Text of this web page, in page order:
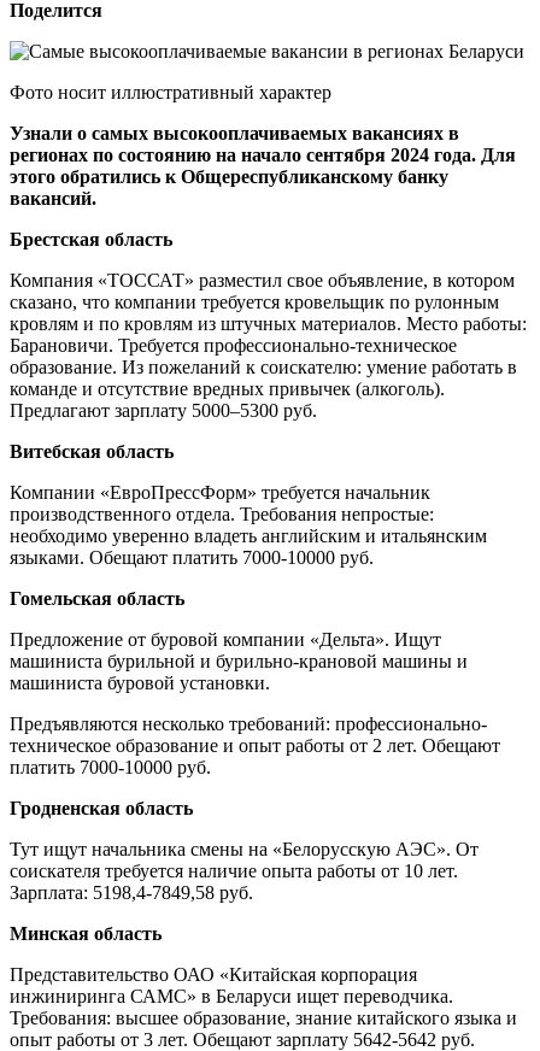
Поделится
Фото носит иллюстративный характер
Узнали о самых высокооплачиваемых вакансиях в
регионах по состоянию на начало сентября 2024 года. Для
этого обратились к Общереспубликанскому банку
вакансий.
Брестская область
Компания «ТОССАТ» разместил свое объявление, в котором
сказано, что компании требуется кровельщик по рулонным
кровлям и по кровлям из штучных материалов. Место работы:
Барановичи. Требуется профессионально-техническое
образование. Из пожеланий к соискателю: умение работать в
команде и отсутствие вредных привычек (алкоголь).
Предлагают зарплату 5000–5300 руб.
Витебская область
Компании «ЕвроПрессФорм» требуется начальник
производственного отдела. Требования непростые:
необходимо уверенно владеть английским и итальянским
языками. Обещают платить 7000-10000 руб.
Гомельская область
Предложение от буровой компании «Дельта». Ищут
машиниста бурильной и бурильно-крановой машины и
машиниста буровой установки.
Предъявляются несколько требований: профессионально-
техническое образование и опыт работы от 2 лет. Обещают
платить 7000-10000 руб.
Гродненская область
Тут ищут начальника смены на «Белорусскую АЭС». От
соискателя требуется наличие опыта работы от 10 лет.
Зарплата: 5198,4-7849,58 руб.
Минская область
Представительство ОАО «Китайская корпорация
инжиниринга САМС» в Беларуси ищет переводчика.
Требования: высшее образование, знание китайского языка и
опыт работы от 3 лет. Обещают зарплату 5642-5642 руб.